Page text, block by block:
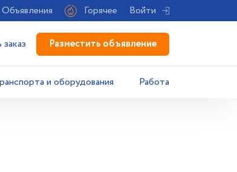
Объявления Горячее Войти
Разместить объявление
и оборудования Работа